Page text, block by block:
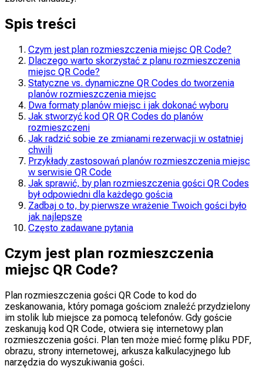
Spis treści
Czym jest plan rozmieszczenia miejsc QR Code?
Dlaczego warto skorzystać z planu rozmieszczenia
miejsc QR Code?
Statyczne vs. dynamiczne QR Codes do tworzenia
planów rozmieszczenia miejsc
Dwa formaty planów miejsc i jak dokonać wyboru
Jak stworzyć kod QR QR Codes do planów
rozmieszczeni
Jak radzić sobie ze zmianami rezerwacji w ostatniej
chwili
Przykłady zastosowań planów rozmieszczenia miejsc
w serwisie QR Code
Jak sprawić, by plan rozmieszczenia gości QR Codes
był odpowiedni dla każdego gościa
Zadbaj o to, by pierwsze wrażenie Twoich gości było
jak najlepsze
Często zadawane pytania
Czym jest plan rozmieszczenia
miejsc QR Code?
Plan rozmieszczenia gości QR Code to kod do
zeskanowania, który pomaga gościom znaleźć przydzielony
im stolik lub miejsce za pomocą telefonów. Gdy goście
zeskanują kod QR Code, otwiera się internetowy plan
rozmieszczenia gości. Plan ten może mieć formę pliku PDF,
obrazu, strony internetowej, arkusza kalkulacyjnego lub
narzędzia do wyszukiwania gości.